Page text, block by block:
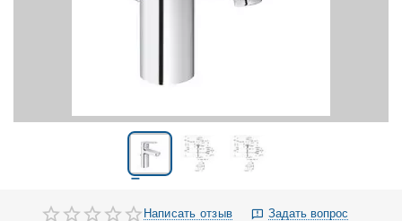
Написать отзыв
Задать вопрос